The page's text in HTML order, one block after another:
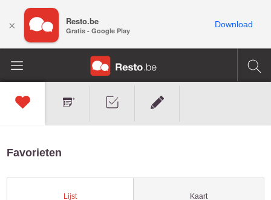
Favorieten
Lijst Kaart
× Resto.be
Gratis - Google Play
Download